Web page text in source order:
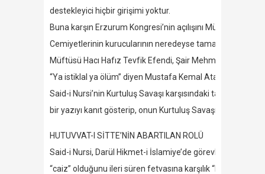
destekleyici hiçbir girişimi yoktur.
Buna karşın Erzurum Kongresi’nin açılışını Müftü
Cemiyetlerinin kurucularının neredeyse tamamı gerçek
Müftüsü Hacı Hafız Tevfik Efendi, Şair Mehmet Akif
“Ya istiklal ya ölüm” diyen Mustafa Kemal Atatürk’ün
Said-i Nursi’nin Kurtuluş Savaşı karşısındaki tavrı bu
bir yazıyı kanıt gösterip, onun Kurtuluş Savaşı’na çok
HUTUVVAT-I SİTTE’NİN ABARTILAN ROLÜ
Said-i Nursi, Darül Hikmet-i İslamiye’de görevliyken
“caiz” olduğunu ileri süren fetvasına karşılık “Hutuvvat-ı